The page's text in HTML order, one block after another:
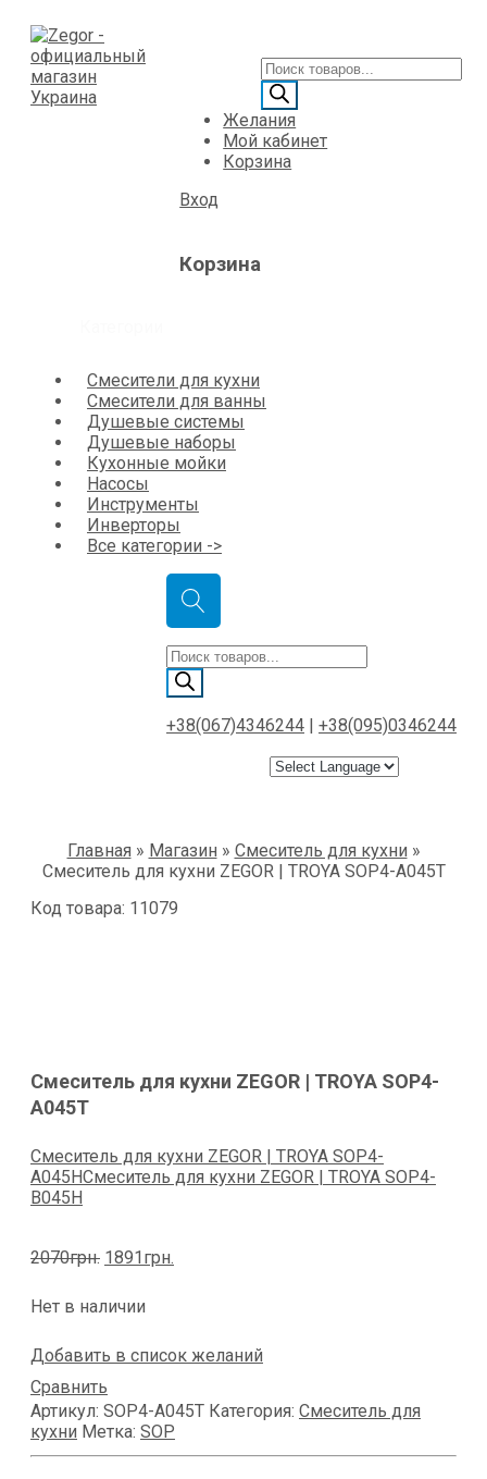
Желания
Мой кабинет
Корзина
Вход
Корзина
Смесители для кухни
Смесители для ванны
Душевые системы
Душевые наборы
Кухонные мойки
Насосы
Инструменты
Инверторы
Все категории ->
Поиск
товаров
+38(067)4346244 +38(095)0346244
Главная » Магазин » Смеситель для кухни »
Смеситель для кухни ZEGOR | TROYA SOP4-A045T
Код товара: 11079
Смеситель для кухни ZEGOR | TROYA SOP4-
A045T
Смеситель для кухни ZEGOR | TROYA SOP4-
A045HСмеситель для кухни ZEGOR | TROYA SOP4-
B045H
2070грн. Первоначальная
2070грн..
1891грн.
Нет в наличии
Добавить в список желаний
Сравнить
Артикул: SOP4-A045T Категория: Смеситель для
кухни Метка: SOP